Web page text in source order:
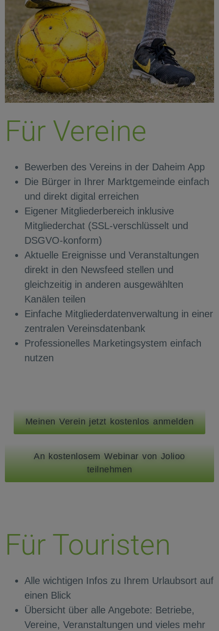
Für Vereine
Bewerben des Vereins in der Daheim App
Die Bürger in Ihrer Marktgemeinde einfach
und direkt digital erreichen
Eigener Mitgliederbereich inklusive
Mitgliederchat (SSL-verschlüsselt und
DSGVO-konform)
Aktuelle Ereignisse und Veranstaltungen
direkt in den Newsfeed stellen und
gleichzeitig in anderen ausgewählten
Kanälen teilen
Einfache Mitgliederdatenverwaltung in einer
zentralen Vereinsdatenbank
Professionelles Marketingsystem einfach
nutzen
Meinen Verein jetzt kostenlos anmelden
An kostenlosem Webinar von Jolioo
teilnehmen
Für Touristen
Alle wichtigen Infos zu Ihrem Urlaubsort auf
einen Blick
Übersicht über alle Angebote: Betriebe,
Vereine, Veranstaltungen und vieles mehr